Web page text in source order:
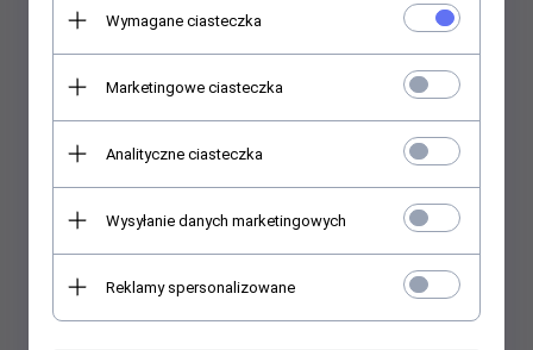
Paski do depilacji z
perforacją ,rolka - 100m
Szpatułka drewniana - 100
PLN
Wymagane ciasteczka
Marketingowe ciasteczka
Analityczne ciasteczka
Wysyłanie danych marketingowych
Reklamy spersonalizowane